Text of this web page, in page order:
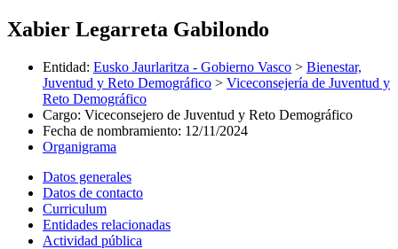
Xabier Legarreta Gabilondo
Entidad: Eusko Jaurlaritza - Gobierno Vasco > Bienestar,
Juventud y Reto Demográfico > Viceconsejería de Juventud y
Reto Demográfico
Cargo: Viceconsejero de Juventud y Reto Demográfico
Fecha de nombramiento: 12/11/2024
Organigrama
Datos generales
Datos de contacto
Curriculum
Entidades relacionadas
Actividad pública